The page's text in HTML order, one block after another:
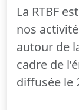
La RTBF
nos
autour de
cadre de
diffusée le